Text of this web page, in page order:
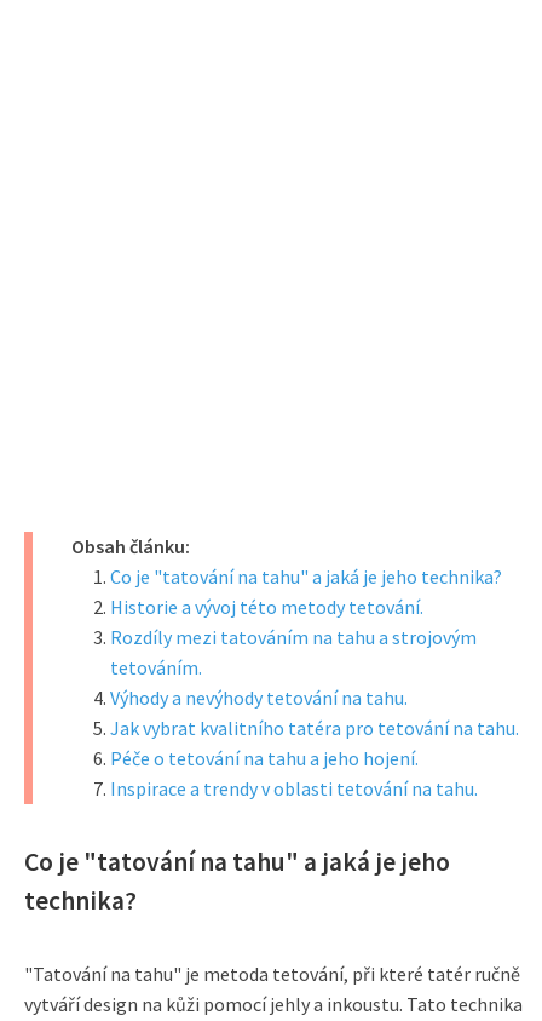
Obsah článku:
Co je "tatování na tahu" a jaká je jeho technika?
Historie a vývoj této metody tetování.
Rozdíly mezi tatováním na tahu a strojovým
tetováním.
Výhody a nevýhody tetování na tahu.
Jak vybrat kvalitního tatéra pro tetování na tahu.
Péče o tetování na tahu a jeho hojení.
Inspirace a trendy v oblasti tetování na tahu.
Co je "tatování na tahu" a jaká je jeho
technika?
"Tatování na tahu" je metoda tetování, při které tatér ručně
vytváří design na kůži pomocí jehly a inkoustu. Tato technika